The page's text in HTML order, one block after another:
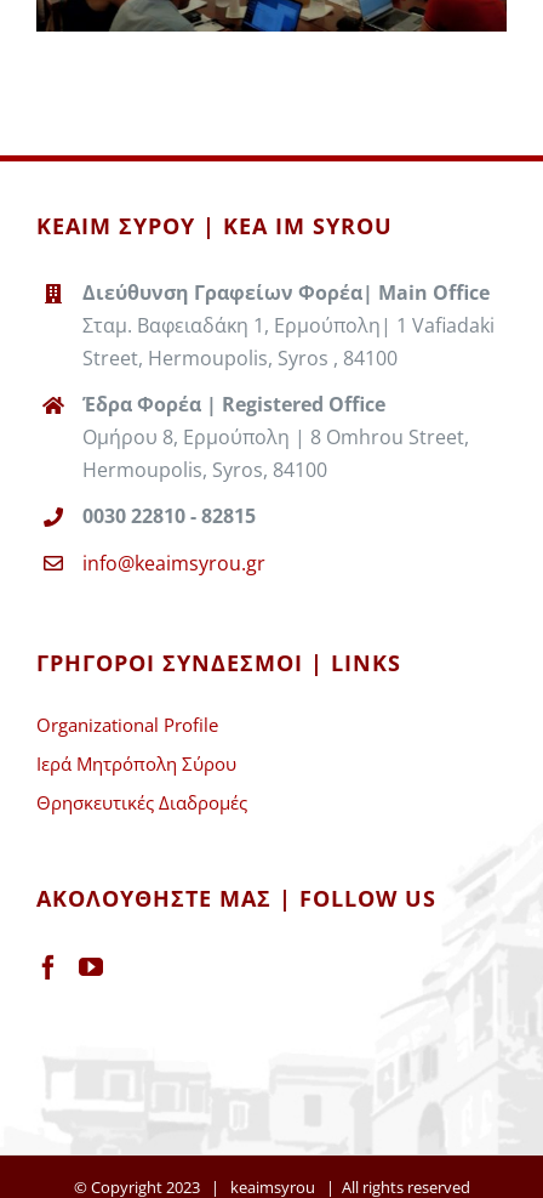
ΚΕΑΙΜ ΣΥΡΟΥ | KEA IM SYROU
Διεύθυνση Γραφείων Φορέα| Main Office
Σταμ. Βαφειαδάκη 1, Ερμούπολη| 1 Vafiadaki
Street, Hermoupolis, Syros , 84100
Έδρα Φορέα | Registered Office
Ομήρου 8, Ερμούπολη | 8 Omhrou Street,
Hermoupolis, Syros, 84100
0030 22810 - 82815
info@keaimsyrou.gr
ΓΡΉΓΟΡΟΙ ΣΎΝΔΕΣΜΟΙ | LINKS
Organizational Profile
Ιερά Μητρόπολη Σύρου
Θρησκευτικές Διαδρομές
ΑΚΟΛΟΥΘΉΣΤΕ ΜΑΣ | FOLLOW US
© Copyright 2023 | keaimsyrou | All rights reserved